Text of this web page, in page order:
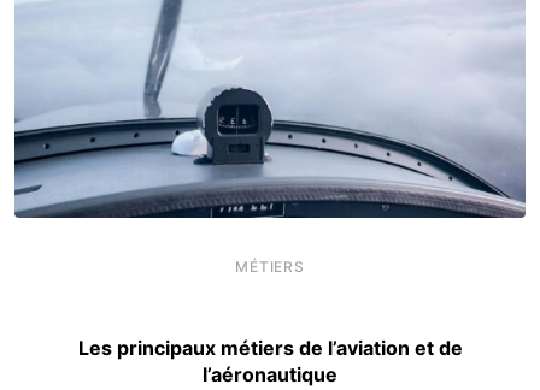
MÉTIERS
Les principaux métiers de l’aviation et de
l’aéronautique